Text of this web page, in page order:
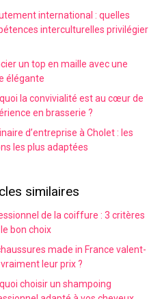
international : quelles
interculturelles privilégier
un top en maille avec une
élégante
la convivialité est au cœur de
en brasserie ?
d’entreprise à Cholet : les
les plus adaptées
similaires
de la coiffure : 3 critères
bon choix
made in France valent-
leur prix ?
choisir un shampoing